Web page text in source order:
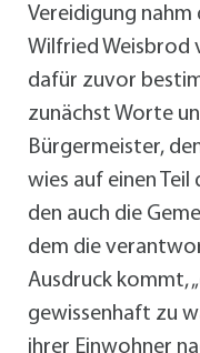
Vereidigung
Wilfried Weisbrod
dafür zuvor
zunächst Worte
Bürgermeister,
wies auf einen
den auch die
dem die
Ausdruck kommt,
gewissenhaft zu
ihrer Einwohner